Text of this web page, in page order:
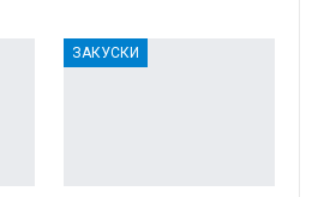
ЗАКУСКИ